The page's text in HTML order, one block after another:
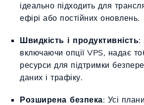
ідеально підходить для
ефірі або постійних оновлень.
Швидкість і продуктивність:
включаючи опції VPS, надає
ресурси для підтримки
даних і трафіку.
Розширена безпека: Усі